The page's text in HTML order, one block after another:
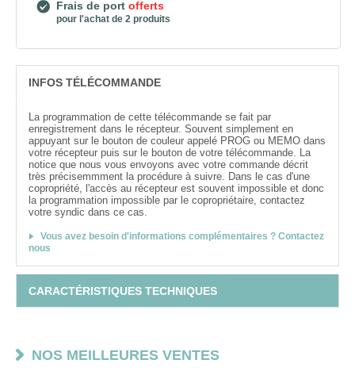
Frais de port offerts
pour l'achat de 2 produits
INFOS TÉLÉCOMMANDE
La programmation de cette télécommande se fait par
enregistrement dans le récepteur. Souvent simplement en
appuyant sur le bouton de couleur appelé PROG ou MEMO dans
votre récepteur puis sur le bouton de votre télécommande. La
notice que nous vous envoyons avec votre commande décrit
très précisemmment la procédure à suivre. Dans le cas d'une
copropriété, l'accès au récepteur est souvent impossible et donc
la programmation impossible par le copropriétaire, contactez
votre syndic dans ce cas.
Vous avez besoin d'informations complémentaires ? Contactez
nous
CARACTÉRISTIQUES TECHNIQUES
NOS MEILLEURES VENTES